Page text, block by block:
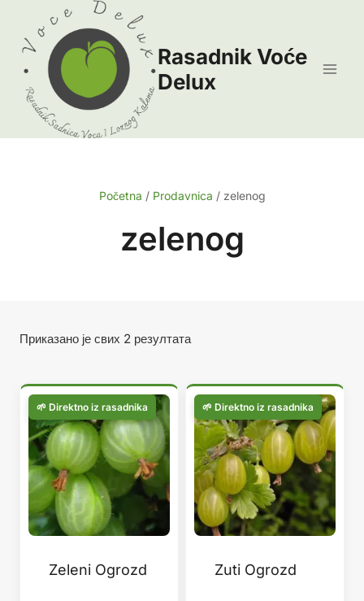
content
Rasadnik Voće
Delux
Početna / Prodavnica / zelenog
zelenog
Приказано је свих 2 резултатаСортирано
популарности
Zeleni Ogrozd Zuti Ogrozd